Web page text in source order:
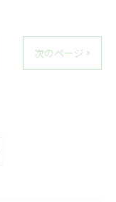
次のページ >